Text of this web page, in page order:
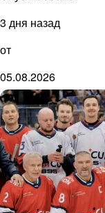
3 дня назад
от
05.08.2026